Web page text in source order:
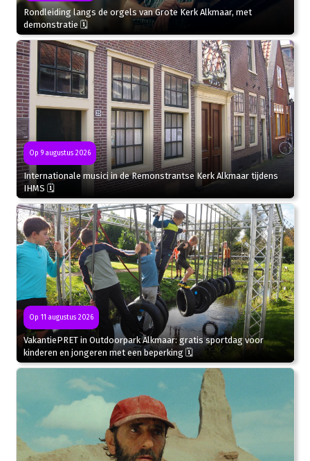
Rondleiding langs de orgels van Grote Kerk Alkmaar, met
demonstratie 🗓
Op 9 augustus 2026
Internationale musici in de Remonstrantse Kerk Alkmaar tijdens
IHMS 🗓
Op 11 augustus 2026
VakantiePRET in Outdoorpark Alkmaar: gratis sportdag voor
kinderen en jongeren met een beperking 🗓